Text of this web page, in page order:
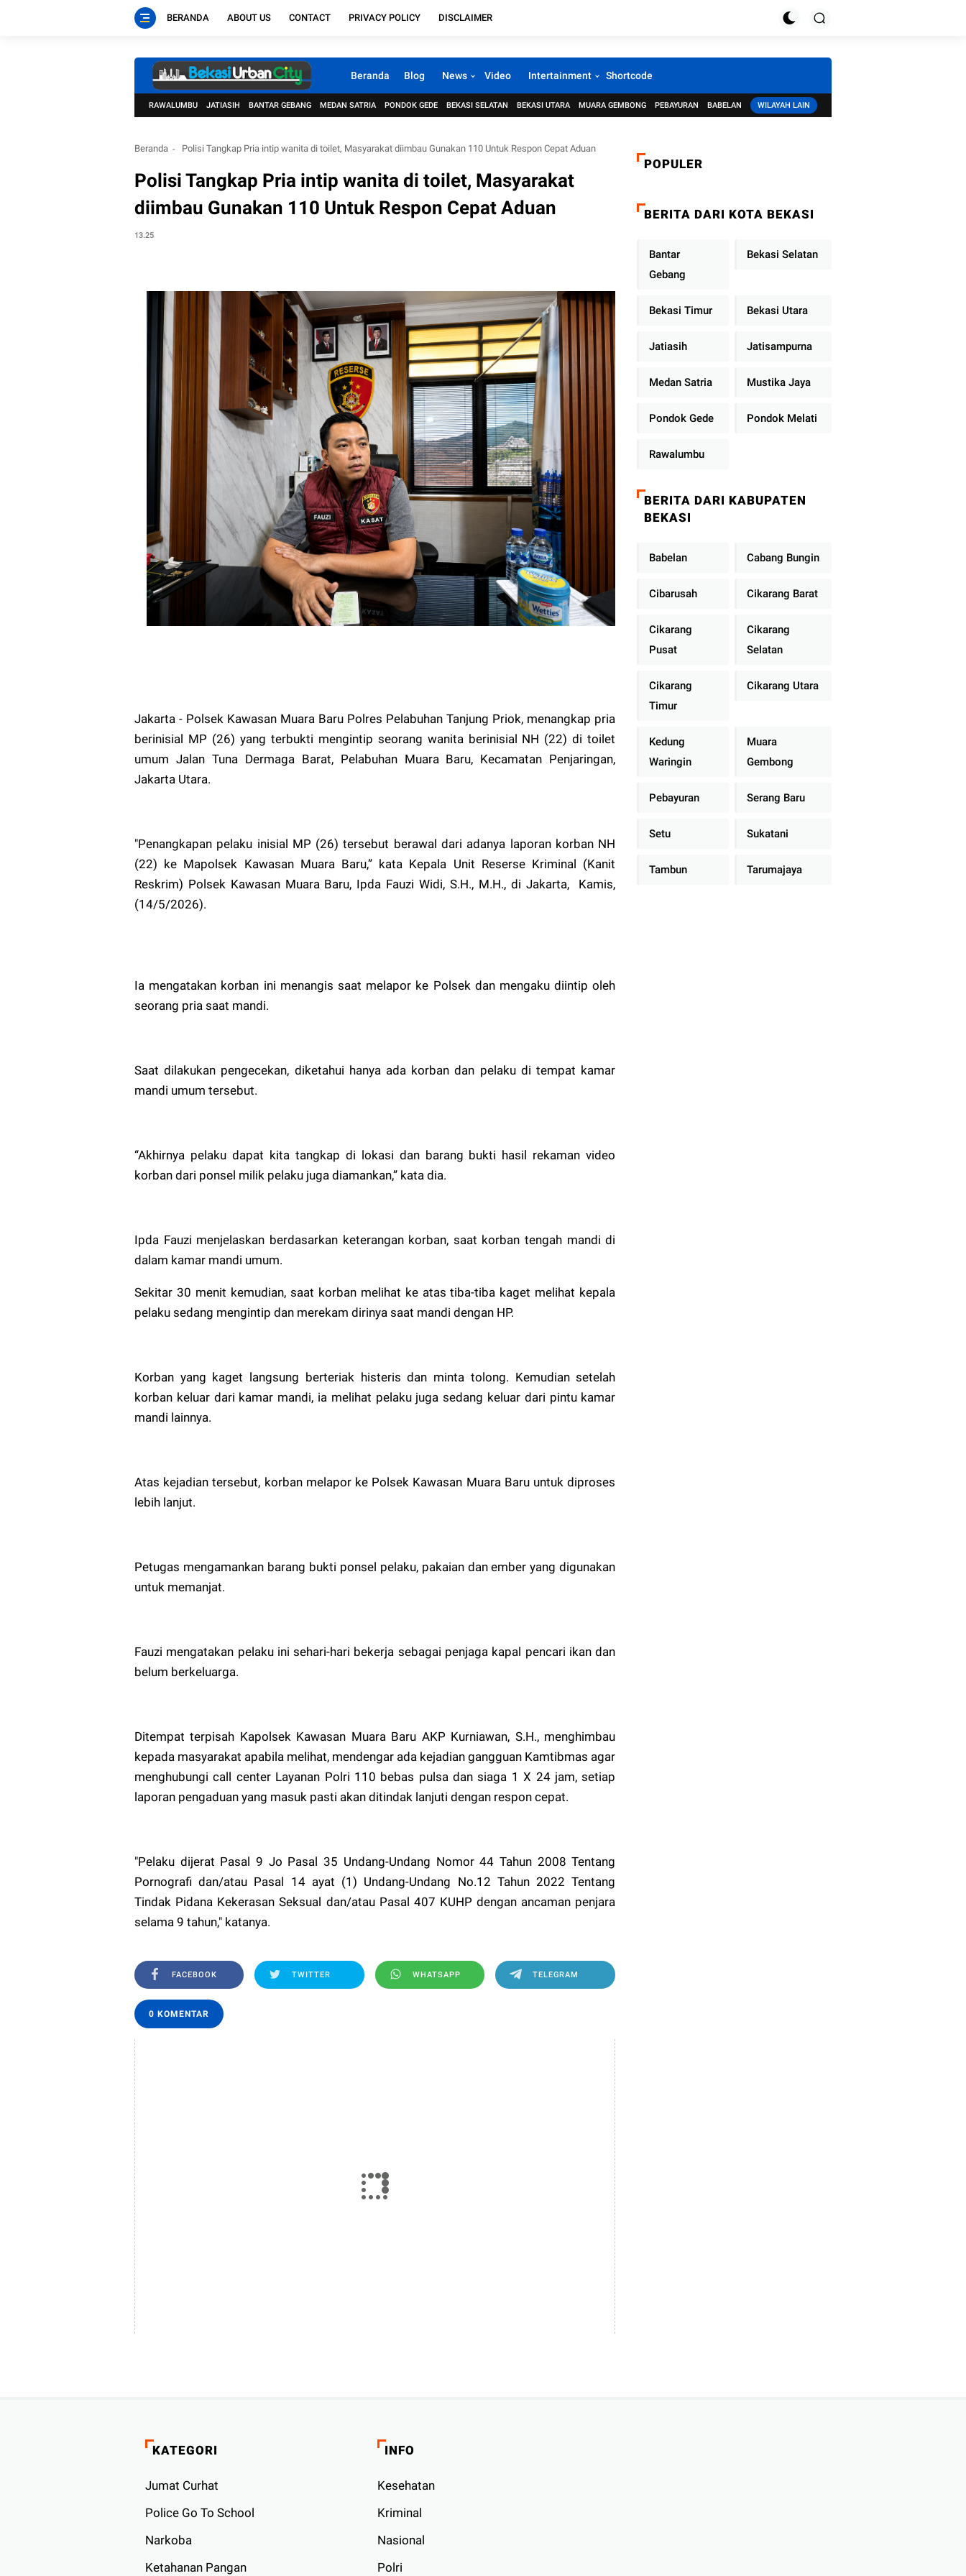
BERANDA ABOUT US CONTACT PRIVACY POLICY DISCLAIMER
Beranda Blog News Video Intertainment Shortcode
RAWALUMBU JATIASIH BANTAR GEBANG MEDAN SATRIA PONDOK GEDE BEKASI SELATAN BEKASI UTARA MUARA GEMBONG PEBAYURAN BABELAN WILAYAH LAIN
Beranda Polisi Tangkap Pria intip wanita di toilet, Masyarakat diimbau Gunakan 110 Untuk Respon Cepat Aduan
Polisi Tangkap Pria intip wanita di toilet, Masyarakat
diimbau Gunakan 110 Untuk Respon Cepat Aduan
13.25
Jakarta - Polsek Kawasan Muara Baru Polres Pelabuhan Tanjung Priok, menangkap pria
berinisial MP (26) yang terbukti mengintip seorang wanita berinisial NH (22) di toilet
umum Jalan Tuna Dermaga Barat, Pelabuhan Muara Baru, Kecamatan Penjaringan,
Jakarta Utara.
"Penangkapan pelaku inisial MP (26) tersebut berawal dari adanya laporan korban NH
(22) ke Mapolsek Kawasan Muara Baru,” kata Kepala Unit Reserse Kriminal (Kanit
Reskrim) Polsek Kawasan Muara Baru, Ipda Fauzi Widi, S.H., M.H., di Jakarta, Kamis,
(14/5/2026).
Ia mengatakan korban ini menangis saat melapor ke Polsek dan mengaku diintip oleh
seorang pria saat mandi.
Saat dilakukan pengecekan, diketahui hanya ada korban dan pelaku di tempat kamar
mandi umum tersebut.
“Akhirnya pelaku dapat kita tangkap di lokasi dan barang bukti hasil rekaman video
korban dari ponsel milik pelaku juga diamankan,” kata dia.
Ipda Fauzi menjelaskan berdasarkan keterangan korban, saat korban tengah mandi di
dalam kamar mandi umum.
Sekitar 30 menit kemudian, saat korban melihat ke atas tiba-tiba kaget melihat kepala
pelaku sedang mengintip dan merekam dirinya saat mandi dengan HP.
Korban yang kaget langsung berteriak histeris dan minta tolong. Kemudian setelah
korban keluar dari kamar mandi, ia melihat pelaku juga sedang keluar dari pintu kamar
mandi lainnya.
Atas kejadian tersebut, korban melapor ke Polsek Kawasan Muara Baru untuk diproses
lebih lanjut.
Petugas mengamankan barang bukti ponsel pelaku, pakaian dan ember yang digunakan
untuk memanjat.
Fauzi mengatakan pelaku ini sehari-hari bekerja sebagai penjaga kapal pencari ikan dan
belum berkeluarga.
Ditempat terpisah Kapolsek Kawasan Muara Baru AKP Kurniawan, S.H., menghimbau
kepada masyarakat apabila melihat, mendengar ada kejadian gangguan Kamtibmas agar
menghubungi call center Layanan Polri 110 bebas pulsa dan siaga 1 X 24 jam, setiap
laporan pengaduan yang masuk pasti akan ditindak lanjuti dengan respon cepat.
"Pelaku dijerat Pasal 9 Jo Pasal 35 Undang-Undang Nomor 44 Tahun 2008 Tentang
Pornografi dan/atau Pasal 14 ayat (1) Undang-Undang No.12 Tahun 2022 Tentang
Tindak Pidana Kekerasan Seksual dan/atau Pasal 407 KUHP dengan ancaman penjara
selama 9 tahun," katanya.
FACEBOOK TWITTER WHATSAPP TELEGRAM
0 KOMENTAR
POPULER
BERITA DARI KOTA BEKASI
Bantar
Gebang
Bekasi Selatan
Bekasi Timur Bekasi Utara
Jatiasih Jatisampurna
Medan Satria Mustika Jaya
Pondok Gede Pondok Melati
Rawalumbu
BERITA DARI KABUPATEN
BEKASI
Babelan Cabang Bungin
Cibarusah Cikarang Barat
Cikarang
Pusat
Cikarang
Selatan
Cikarang
Timur
Cikarang Utara
Kedung
Waringin
Muara
Gembong
Pebayuran Serang Baru
Setu Sukatani
Tambun Tarumajaya
KATEGORI
Jumat Curhat
Police Go To School
Narkoba
Ketahanan Pangan
INFO
Kesehatan
Kriminal
Nasional
Polri